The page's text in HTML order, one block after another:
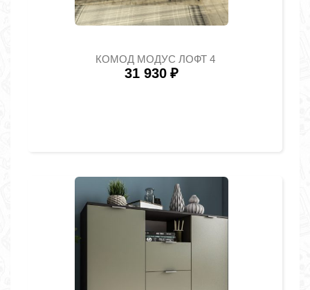
КОМОД МОДУС ЛОФТ 4
31 930 ₽